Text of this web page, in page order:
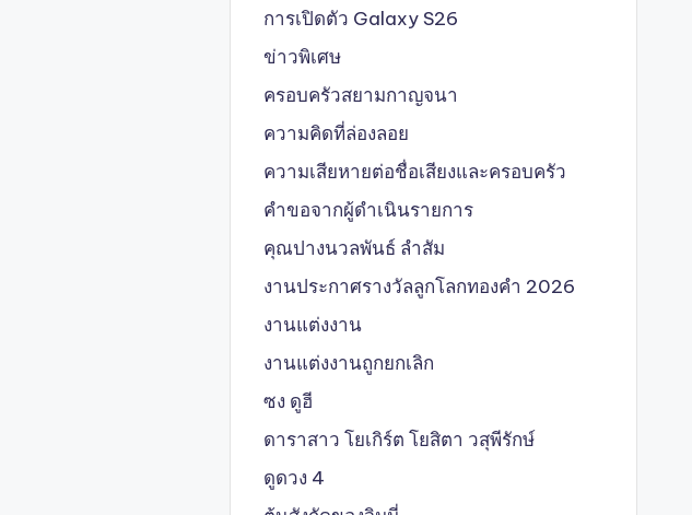
การเปิดตัว Galaxy S26
ข่าวพิเศษ
ครอบครัวสยามกาญจนา
ความคิดที่ล่องลอย
ความเสียหายต่อชื่อเสียงและครอบครัว
คำขอจากผู้ดำเนินรายการ
คุณปางนวลพันธ์ ลำสัม
งานประกาศรางวัลลูกโลกทองคำ 2026
งานแต่งงาน
งานแต่งงานถูกยกเลิก
ซง ดูฮี
ดาราสาว โยเกิร์ต โยสิตา วสุพีรักษ์
ดูดวง 4